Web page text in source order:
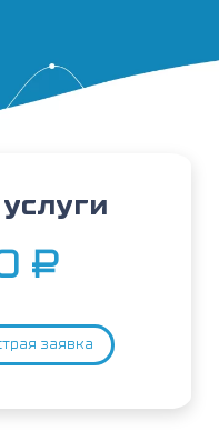
₽
заявка